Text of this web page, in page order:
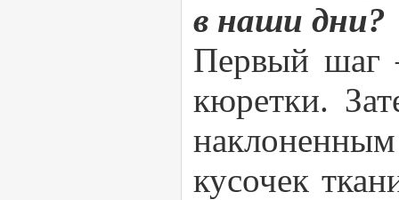
в наши дни?
Первый шаг
кюретки.
кусочек